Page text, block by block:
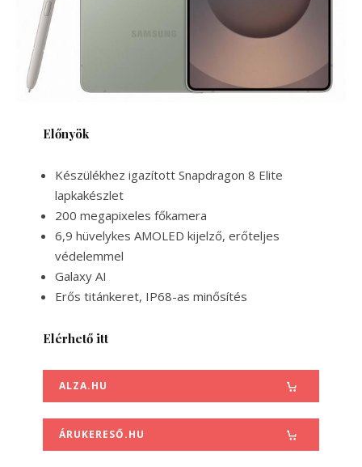
Előnyök
Készülékhez igazított Snapdragon 8 Elite
lapkakészlet
200 megapixeles főkamera
6,9 hüvelykes AMOLED kijelző, erőteljes
védelemmel
Galaxy AI
Erős titánkeret, IP68-as minősítés
Elérhető itt
ALZA.HU
ÁRUKERESŐ.HU